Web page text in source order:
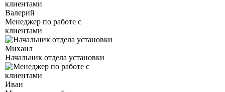
Валерий
Менеджер по работе с
клиентами
Михаил
Начальник отдела установки
Иван